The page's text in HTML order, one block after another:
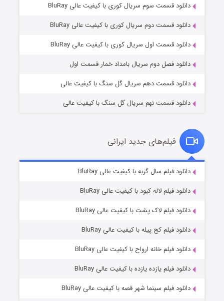
وستی ها
قسمت1 (زیرنویس) منتشر شد
قسمت6 (زیرنویس) منتشر شد
فروشگاهی برای قاتلان فصل ۲
دانلود قسمت سوم سریال کوری با کیفیت عالی BluRay
دانلود قسمت دوم سریال کوری با کیفیت عالی BluRay
دانلود قسمت اول سریال کوری با کیفیت عالی BluRay
دانلود فصل دوم سریال بامداد خمار قسمت اول
دانلود قسمت دهم سریال گل سنگ با کیفیت عالی
دانلود قسمت نهم سریال گل سنگ با کیفیت عالی
فیلم‌های جدید ایرانی
دانلود فیلم سال گربه با کیفیت عالی BluRay
دانلود فیلم لاله کبود با کیفیت عالی BluRay
دانلود فیلم لاک پشت با کیفیت عالی BluRay
دانلود فیلم کج‌ پیله با کیفیت عالی BluRay
دانلود فیلم خانه ارواح با کیفیت عالی BluRay
دانلود فیلم یازده یازده با کیفیت عالی BluRay
دانلود فیلم سینما شهر قصه با کیفیت عالی BluRay